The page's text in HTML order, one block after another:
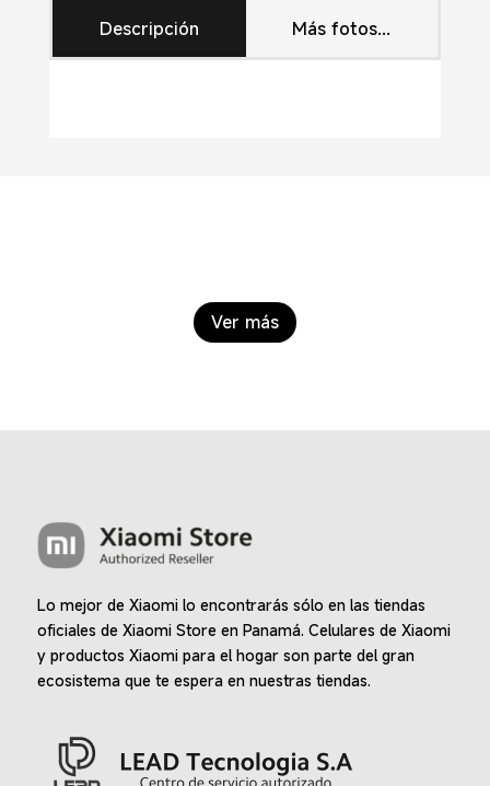
Descripción Más fotos...
Ver más
Lo mejor de Xiaomi lo encontrarás sólo en las tiendas
oficiales de Xiaomi Store en Panamá. Celulares de Xiaomi
y productos Xiaomi para el hogar son parte del gran
ecosistema que te espera en nuestras tiendas.